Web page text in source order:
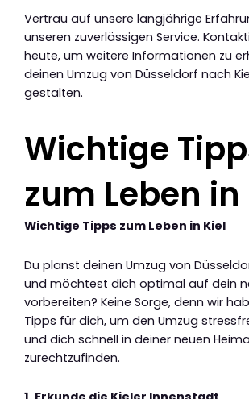
Vertrau auf unsere langjährige
unseren zuverlässigen Service.
heute, um weitere Informationen zu
deinen Umzug von Düsseldorf nach
gestalten.
Wichtige
zum Leben in
Wichtige Tipps zum Leben in Kiel
Du planst deinen Umzug von
und möchtest dich optimal auf dein
vorbereiten? Keine Sorge, denn wir
Tipps für dich, um den Umzug
und dich schnell in deiner neuen
zurechtzufinden.